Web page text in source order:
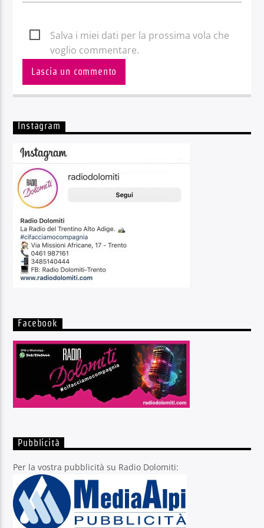
Salva i miei dati per la prossima vola che
voglio commentare.
Instagram
Facebook
Pubblicità
Per la vostra pubblicità su Radio Dolomiti: